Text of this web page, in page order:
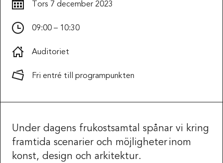
Tors 7 december 2023
09:00 – 10:30
Auditoriet
Fri entré till programpunkten
Under dagens frukostsamtal spånar vi kring
framtida scenarier och möjligheter inom
konst, design och arkitektur.